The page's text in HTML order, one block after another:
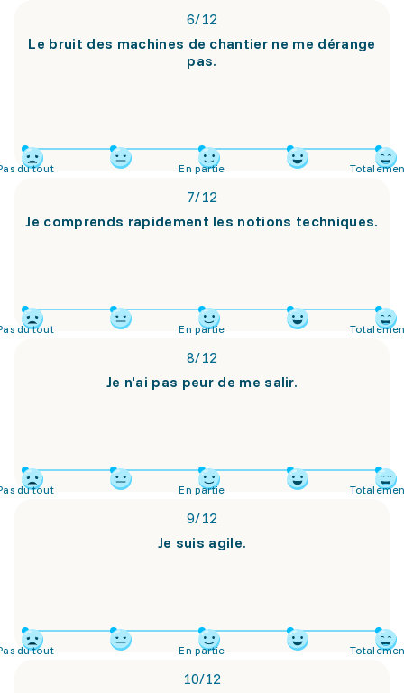
6/12
Le bruit des machines de chantier ne me dérange
pas.
du tout En partie
7/12
Je comprends rapidement les notions techniques.
du tout En partie
8/12
Je n'ai pas peur de me salir.
du tout En partie
9/12
Je suis agile.
du tout En partie
10/12